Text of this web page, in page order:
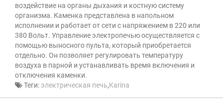
воздействие на органы дыхания и костную систему
организма. Каменка представлена в напольном
исполнении и работает от сети с напряжением в 220 или
380 Вольт. Управление электропечью осуществляется с
помощью выносного пульта, который приобретается
отдельно. Он позволяет регулировать температуру
воздуха в парной и устанавливать время включения и
отключения каменки.
Теги: электрическая печь,Karina